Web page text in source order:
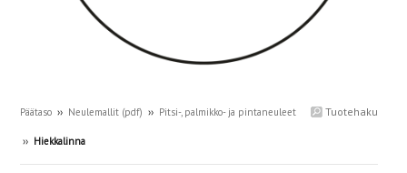
Tuotehaku
Päätaso ›› Neulemallit (pdf) ›› Pitsi-, palmikko- ja pintaneuleet
›› Hiekkalinna